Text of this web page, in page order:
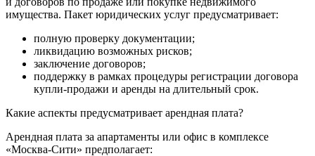
имущества. Пакет юридических услуг предусматривает:
полную проверку документации;
ликвидацию возможных рисков;
заключение договоров;
поддержку в рамках процедуры регистрации договора
купли-продажи и аренды на длительный срок.
Какие аспекты предусматривает арендная плата?
Арендная плата за апартаменты или офис в комплексе
«Москва-Сити» предполагает: